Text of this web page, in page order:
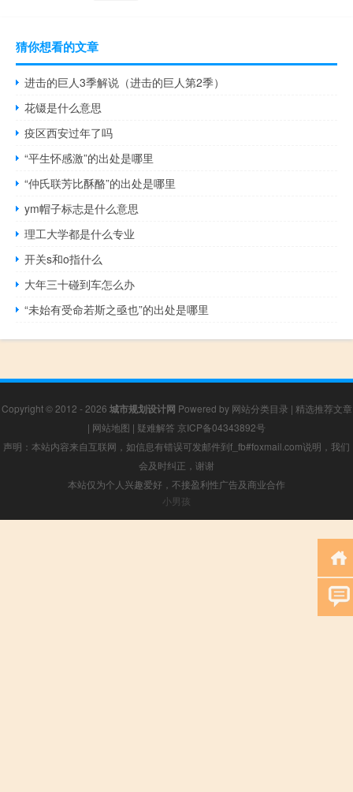
猜你想看的文章
进击的巨人3季解说（进击的巨人第2季）
花镊是什么意思
疫区西安过年了吗
“平生怀感激”的出处是哪里
“仲氏联芳比酥酪”的出处是哪里
ym帽子标志是什么意思
理工大学都是什么专业
开关s和o指什么
大年三十碰到车怎么办
“未始有受命若斯之亟也”的出处是哪里
Copyright © 2012 - 2026 城市规划设计网 Powered by 网站分类目录 | 精选推荐文章
| 网站地图 | 疑难解答 京ICP备04343892号
声明：本站内容来自互联网，如信息有错误可发邮件到f_fb#foxmail.com说明，我们
会及时纠正，谢谢
本站仅为个人兴趣爱好，不接盈利性广告及商业合作
小男孩